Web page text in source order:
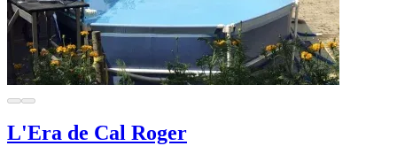
L'Era de Cal Roger